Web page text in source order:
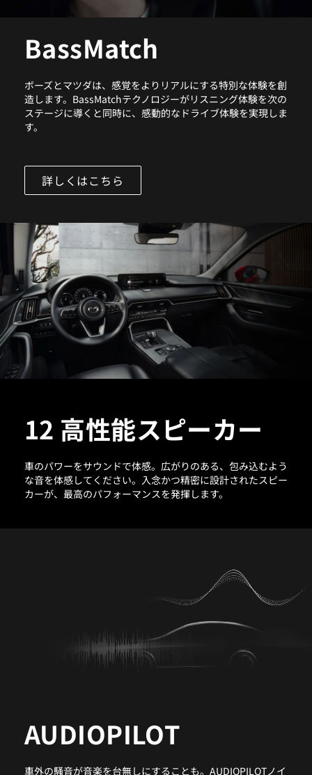
BassMatch
ボーズとマツダは、感覚をよりリアルにする特別な体験を創
造します。BassMatchテクノロジーがリスニング体験を次の
ステージに導くと同時に、感動的なドライブ体験を実現しま
す。
詳しくはこちら
12 高性能スピーカー
車のパワーをサウンドで体感。広がりのある、包み込むよう
な音を体感してください。入念かつ精密に設計されたスピー
カーが、最高のパフォーマンスを発揮します。
AUDIOPILOT
車外の騒音が音楽を台無しにすることも。AUDIOPILOTノイ